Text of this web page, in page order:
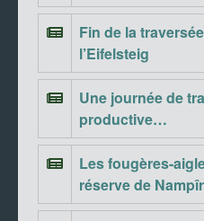
Fin de la
l’Eifelsteig
Une journée de
productive…
Les fougères-
réserve de